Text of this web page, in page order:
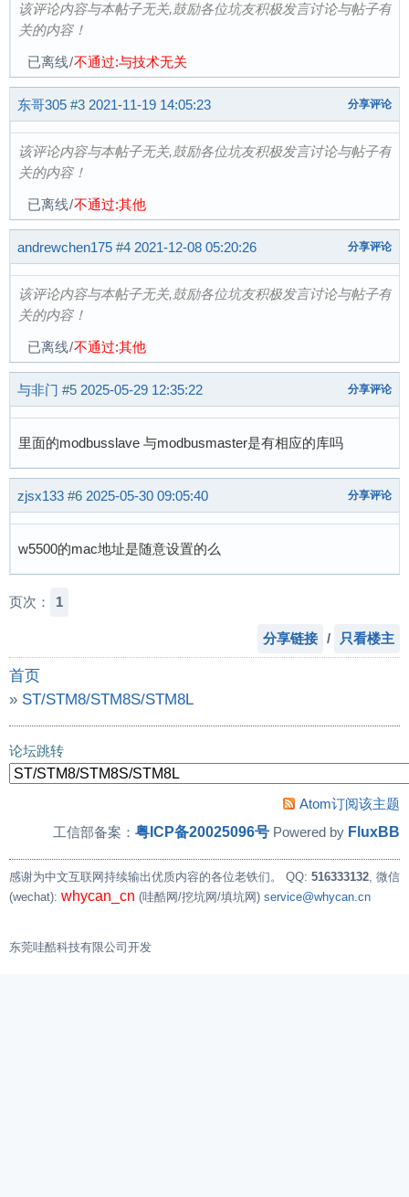
该评论内容与本帖子无关,鼓励各位坑友积极发言讨论与帖子有
关的内容！
已离线/不通过:与技术无关
东哥305 #3 2021-11-19 14:05:23 分享评论
该评论内容与本帖子无关,鼓励各位坑友积极发言讨论与帖子有
关的内容！
已离线/不通过:其他
andrewchen175 #4 2021-12-08 05:20:26 分享评论
该评论内容与本帖子无关,鼓励各位坑友积极发言讨论与帖子有
关的内容！
已离线/不通过:其他
与非门 #5 2025-05-29 12:35:22 分享评论
里面的modbusslave 与modbusmaster是有相应的库吗
zjsx133 #6 2025-05-30 09:05:40 分享评论
w5500的mac地址是随意设置的么
页次： 1
分享链接 / 只看楼主
首页
» ST/STM8/STM8S/STM8L
»分享一个RS485_RTU与MODBUS-TCP同时工作的项目
论坛跳转
Atom订阅该主题
工信部备案： 粤ICP备20025096号 Powered by FluxBB
感谢为中文互联网持续输出优质内容的各位老铁们。 QQ: 516333132, 微信
(wechat): whycan_cn (哇酷网/挖坑网/填坑网) service@whycan.cn
东莞哇酷科技有限公司开发